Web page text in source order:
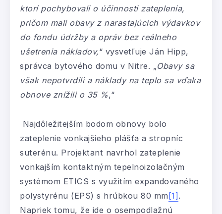
ktorí pochybovali o účinnosti zateplenia,
pričom mali obavy z narastajúcich výdavkov
do fondu údržby a opráv bez reálneho
ušetrenia nákladov,“ vysvetľuje Ján Hipp,
správca bytového domu v Nitre. „Obavy sa
však nepotvrdili a náklady na teplo sa vďaka
obnove znížili o 35 %,“
Najdôležitejším bodom obnovy bolo
zateplenie vonkajšieho plášťa a stropníc
suterénu. Projektant navrhol zateplenie
vonkajším kontaktným tepelnoizolačným
systémom ETICS s využitím expandovaného
polystyrénu (EPS) s hrúbkou 80 mm [1] .
Napriek tomu, že ide o osempodlažnú